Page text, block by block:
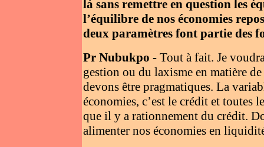
là sans remettre en question les
l’équilibre de nos économies
deux paramètres font partie des
Pr Nubukpo - Tout à fait. Je
gestion ou du laxisme en matière
devons être pragmatiques. La
économies, c’est le crédit et toutes
que il y a rationnement du crédit.
alimenter nos économies en